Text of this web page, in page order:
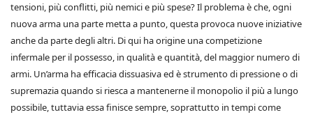
tensioni, più conflitti, più nemici e più spese? Il problema è che, ogni
nuova arma una parte metta a punto, questa provoca nuove iniziative
anche da parte degli altri. Di qui ha origine una competizione
infermale per il possesso, in qualità e quantità, del maggior numero di
armi. Un’arma ha efficacia dissuasiva ed è strumento di pressione o di
supremazia quando si riesca a mantenerne il monopolio il più a lungo
possibile, tuttavia essa finisce sempre, soprattutto in tempi come